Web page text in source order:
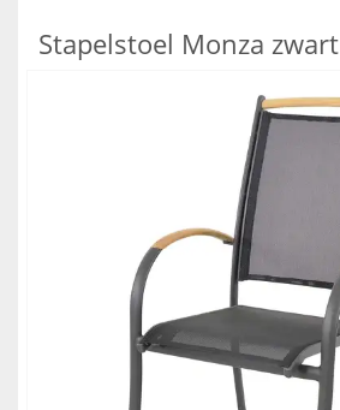
Stapelstoel Monza zwart